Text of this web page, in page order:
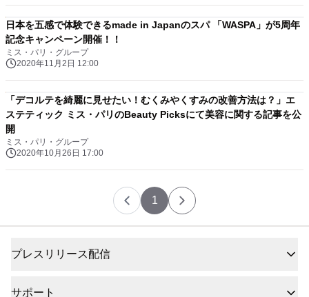
日本を五感で体験できるmade in Japanのスパ 「WASPA」が5周年
記念キャンペーン開催！！
ミス・パリ・グループ
2020年11月2日 12:00
「デコルテを綺麗に見せたい！むくみやくすみの改善方法は？」エ
ステティック ミス・パリのBeauty Picksにて美容に関する記事を公
開
ミス・パリ・グループ
2020年10月26日 17:00
1
プレスリリース配信
サポート